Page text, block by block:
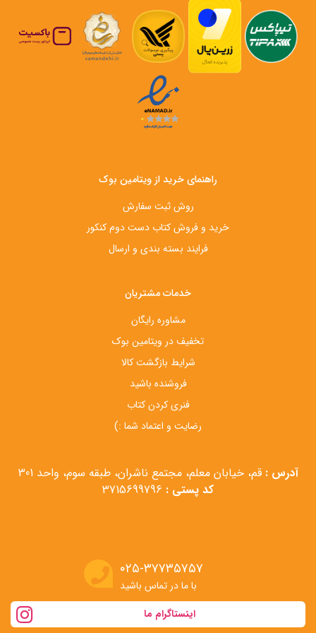
راهنمای خرید از ویتامین بوک
روش ثبت سفارش
خرید و فروش کتاب دست‌ دوم کنکور
فرایند بسته بندی و ارسال
خدمات مشتریان
مشاوره رایگان
تخفیف در ویتامین بوک
شرایط بازگشت کالا
فروشنده باشید
فنری کردن کتاب
رضایت و اعتماد شما :)
آدرس : قم، خیابان معلم، مجتمع ناشران، طبقه سوم، واحد 301
کد پستی :
۰۲۵-۳۷۷۳۵۷۵۷
با ما در تماس باشید
اینستاگرام ما